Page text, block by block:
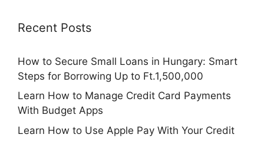
Recent Posts
How to Secure Small Loans in Hungary: Smart
Steps for Borrowing Up to Ft.1,500,000
Learn How to Manage Credit Card Payments
With Budget Apps
Learn How to Use Apple Pay With Your Credit